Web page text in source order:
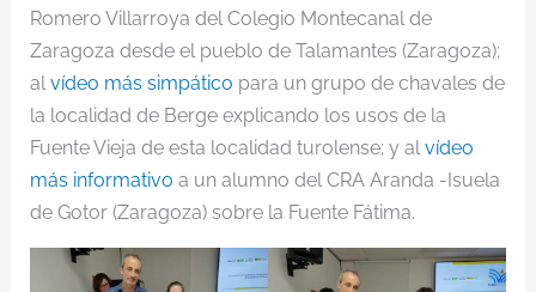
Romero Villarroya del Colegio Montecanal de
Zaragoza desde el pueblo de Talamantes (Zaragoza);
alvídeo más simpático para un grupo de chavales de
la localidad de Berge explicando los usos de la
Fuente Vieja de esta localidad turolense; y alvídeo
más informativo a un alumno del CRA Aranda -Isuela
de Gotor (Zaragoza) sobre la Fuente Fátima.